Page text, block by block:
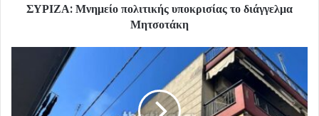
ΣΥΡΙΖΑ: Μνημείο πολιτικής υποκρισίας το διάγγελμα
Μητσοτάκη